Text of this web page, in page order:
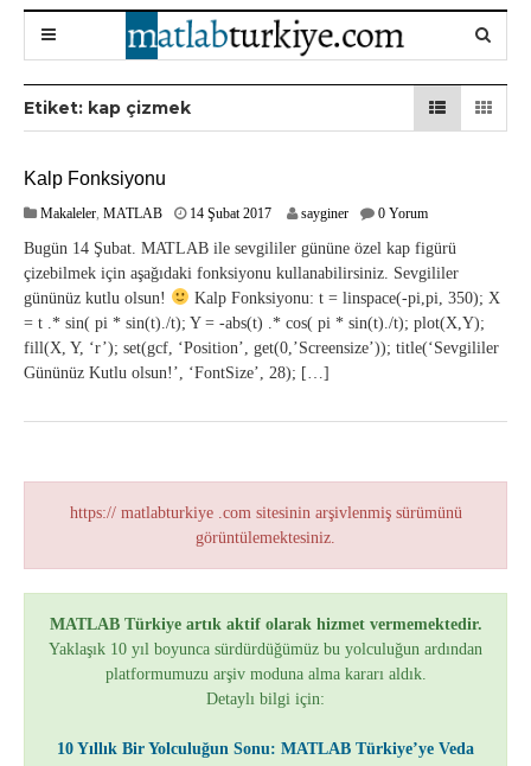
Etiket: kap çizmek
Kalp Fonksiyonu
Makaleler, MATLAB 14 Şubat 20172
Ş
u
b
a
t
0
7
sayginer 0 Yorum
Bugün 14 Şubat. MATLAB ile sevgililer gününe özel kap figürü
çizebilmek için aşağıdaki fonksiyonu kullanabilirsiniz. Sevgililer
gününüz kutlu olsun!
Kalp Fonksiyonu: t = linspace(-pi,pi, 350); X
= t .* sin( pi * sin(t)./t); Y = -abs(t) .* cos( pi * sin(t)./t); plot(X,Y);
fill(X, Y, ‘r’); set(gcf, ‘Position’, get(0,’Screensize’)); title(‘Sevgililer
Gününüz Kutlu olsun!’, ‘FontSize’, 28); […]
https:// matlabturkiye .com sitesinin arşivlenmiş sürümünü
görüntülemektesiniz.
MATLAB Türkiye artık aktif olarak hizmet vermemektedir.
Yaklaşık 10 yıl boyunca sürdürdüğümüz bu yolculuğun ardından
platformumuzu arşiv moduna alma kararı aldık.
Detaylı bilgi için:
10 Yıllık Bir Yolculuğun Sonu: MATLAB Türkiye’ye Veda